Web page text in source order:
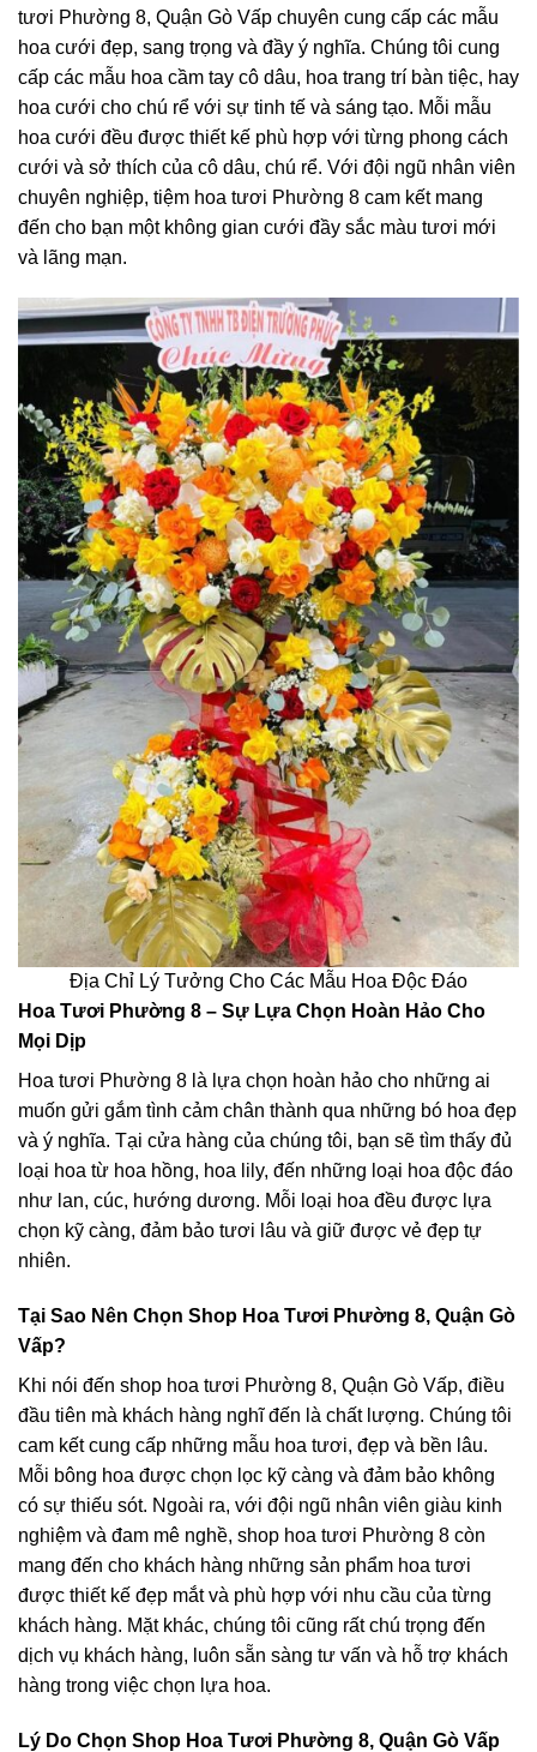
tươi Phường 8, Quận Gò Vấp chuyên cung cấp các mẫu
hoa cưới đẹp, sang trọng và đầy ý nghĩa. Chúng tôi cung
cấp các mẫu hoa cầm tay cô dâu, hoa trang trí bàn tiệc, hay
hoa cưới cho chú rể với sự tinh tế và sáng tạo. Mỗi mẫu
hoa cưới đều được thiết kế phù hợp với từng phong cách
cưới và sở thích của cô dâu, chú rể. Với đội ngũ nhân viên
chuyên nghiệp, tiệm hoa tươi Phường 8 cam kết mang
đến cho bạn một không gian cưới đầy sắc màu tươi mới
và lãng mạn.
Địa Chỉ Lý Tưởng Cho Các Mẫu Hoa Độc Đáo
Hoa Tươi Phường 8 – Sự Lựa Chọn Hoàn Hảo Cho
Mọi Dịp
Hoa tươi Phường 8 là lựa chọn hoàn hảo cho những ai
muốn gửi gắm tình cảm chân thành qua những bó hoa đẹp
và ý nghĩa. Tại cửa hàng của chúng tôi, bạn sẽ tìm thấy đủ
loại hoa từ hoa hồng, hoa lily, đến những loại hoa độc đáo
như lan, cúc, hướng dương. Mỗi loại hoa đều được lựa
chọn kỹ càng, đảm bảo tươi lâu và giữ được vẻ đẹp tự
nhiên.
Tại Sao Nên Chọn Shop Hoa Tươi Phường 8, Quận Gò
Vấp?
Khi nói đến shop hoa tươi Phường 8, Quận Gò Vấp, điều
đầu tiên mà khách hàng nghĩ đến là chất lượng. Chúng tôi
cam kết cung cấp những mẫu hoa tươi, đẹp và bền lâu.
Mỗi bông hoa được chọn lọc kỹ càng và đảm bảo không
có sự thiếu sót. Ngoài ra, với đội ngũ nhân viên giàu kinh
nghiệm và đam mê nghề, shop hoa tươi Phường 8 còn
mang đến cho khách hàng những sản phẩm hoa tươi
được thiết kế đẹp mắt và phù hợp với nhu cầu của từng
khách hàng. Mặt khác, chúng tôi cũng rất chú trọng đến
dịch vụ khách hàng, luôn sẵn sàng tư vấn và hỗ trợ khách
hàng trong việc chọn lựa hoa.
Lý Do Chọn Shop Hoa Tươi Phường 8, Quận Gò Vấp